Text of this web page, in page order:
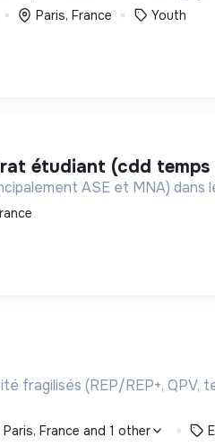
Paris, France Youth
étudiant (cdd
ASE et MNA)
fragilisés (REP/REP+,
Paris, France and 1 other